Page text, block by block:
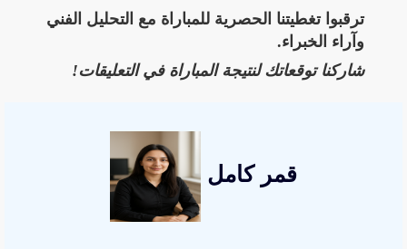
ترقبوا تغطيتنا الحصرية للمباراة مع التحليل الفني
وآراء الخبراء.
شاركنا توقعاتك لنتيجة المباراة في التعليقات!
قمر كامل